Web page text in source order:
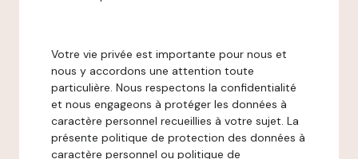
Votre vie privée est importante pour nous et
nous y accordons une attention toute
particulière. Nous respectons la confidentialité
et nous engageons à protéger les données à
caractère personnel recueillies à votre sujet. La
présente politique de protection des données à
caractère personnel ou politique de